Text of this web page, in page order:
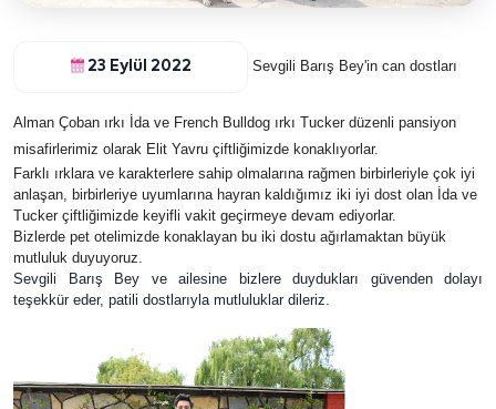
23 Eylül 2022 Sevgili Barış Bey'in can dostları
Alman Çoban ırkı İda ve French Bulldog ırkı Tucker düzenli pansiyon
misafirlerimiz olarak Elit Yavru çiftliğimizde konaklıyorlar.
Farklı ırklara ve karakterlere sahip olmalarına rağmen birbirleriyle çok iyi
anlaşan, birbirleriye uyumlarına hayran kaldığımız iki iyi dost olan İda ve
Tucker çiftliğimizde keyifli vakit geçirmeye devam ediyorlar.
Bizlerde pet otelimizde konaklayan bu iki dostu ağırlamaktan büyük
mutluluk duyuyoruz.
Sevgili Barış Bey ve ailesine bizlere duydukları güvenden dolayı
teşekkür eder, patili dostlarıyla mutluluklar dileriz.